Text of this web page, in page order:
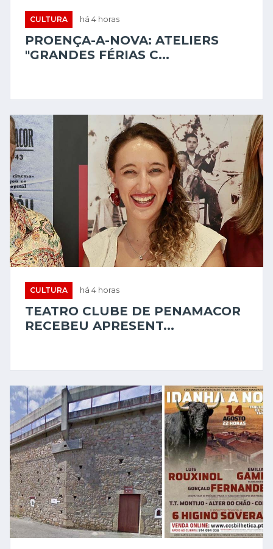
CULTURA há 4 horas
PROENÇA-A-NOVA: ATELIERS
"GRANDES FÉRIAS C...
CULTURA há 4 horas
TEATRO CLUBE DE PENAMACOR
RECEBEU APRESENT...